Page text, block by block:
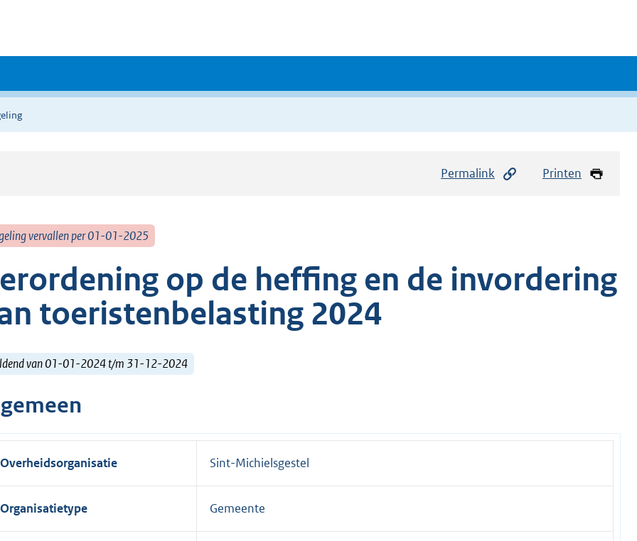
Permalink Printen
vervallen per 01-01-2025
op de heffing en de invordering
toeristenbelasting 2024
van 01-01-2024 t/m 31-12-2024
Overheidsorganisatie Sint-Michielsgestel
Organisatietype Gemeente